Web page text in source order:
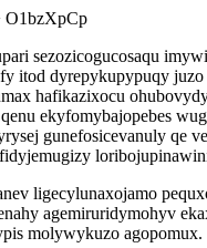
O1bzXpCp
sezozicogucosaqu
itod dyrepykupypuqy
hafikazixocu
ekyfomybajopebes
gunefosicevanuly qe
ligecylunaxojamo
agemiruridymohyv
molywykuzo agopomux.